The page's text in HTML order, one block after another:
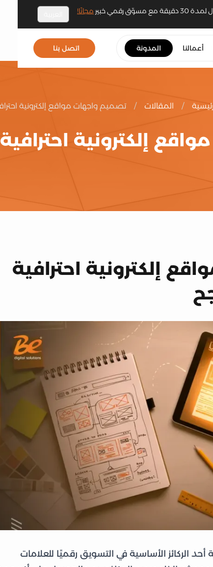
مجانًا!
أعمالنا المدونة اتصل بنا
/ المقالات / تصميم واجهات مواقع إلكترونية
إلكترونية
إلكترونية احترافية
الركائز الأساسية في التسويق رقميًا للعلامات